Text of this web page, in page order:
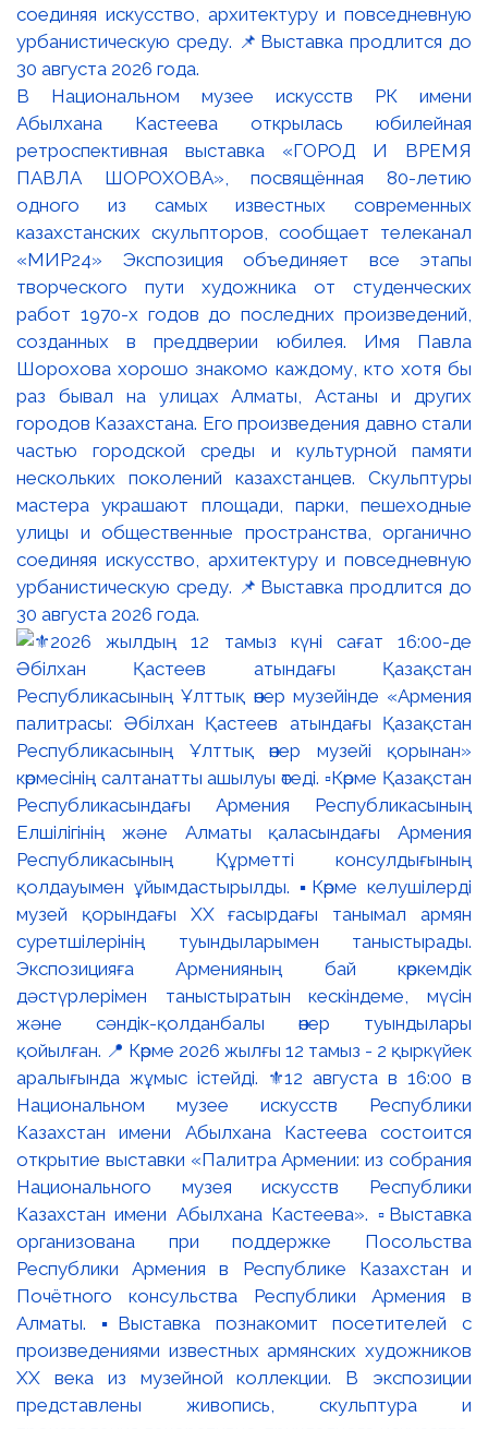
В Национальном музее искусств РК имени
Абылхана Кастеева открылась юбилейная
ретроспективная выставка «ГОРОД И ВРЕМЯ
ПАВЛА ШОРОХОВА», посвящённая 80-летию
одного из самых известных современных
казахстанских скульпторов, сообщает телеканал
«МИР24» Экспозиция объединяет все этапы
творческого пути художника от студенческих
работ 1970-х годов до последних произведений,
созданных в преддверии юбилея. Имя Павла
Шорохова хорошо знакомо каждому, кто хотя бы
раз бывал на улицах Алматы, Астаны и других
городов Казахстана. Его произведения давно стали
частью городской среды и культурной памяти
нескольких поколений казахстанцев. Скульптуры
мастера украшают площади, парки, пешеходные
улицы и общественные пространства, органично
соединяя искусство, архитектуру и повседневную
урбанистическую среду. 📌Выставка продлится до
30 августа 2026 года.